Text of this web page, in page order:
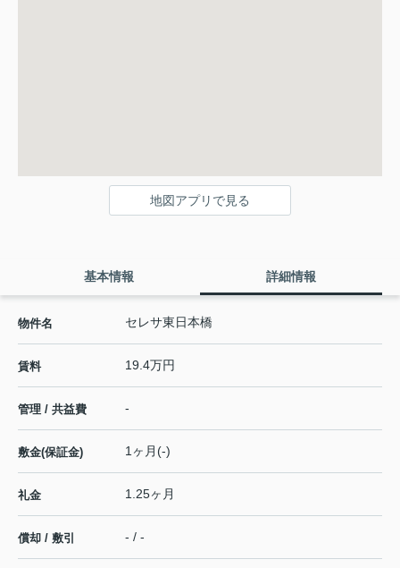
地図アプリで見る
基本情報 詳細情報
物件名 セレサ東日本橋
賃料 19.4万円
管理 / 共益費 -
敷金(保証金) 1ヶ月(-)
礼金 1.25ヶ月
償却 / 敷引 - / -